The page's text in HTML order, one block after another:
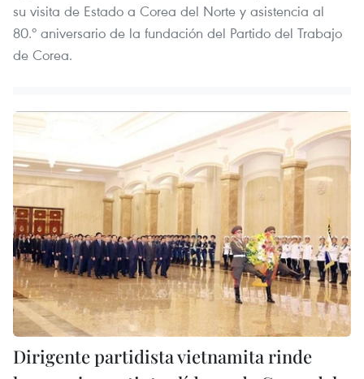
su visita de Estado a Corea del Norte y asistencia al
80.º aniversario de la fundación del Partido del Trabajo
de Corea.
Dirigente partidista vietnamita rinde